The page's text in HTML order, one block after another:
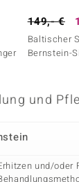
149,- €
Baltischer
Bernstein-
und
und/oder